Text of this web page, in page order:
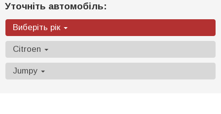
Уточніть автомобіль:
Виберіть рік
Citroen
Jumpy